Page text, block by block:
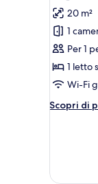
le
foto
per
Singola
20 m²
1
Per 1
1 letto
Wi-Fi
Scopri di
Altri